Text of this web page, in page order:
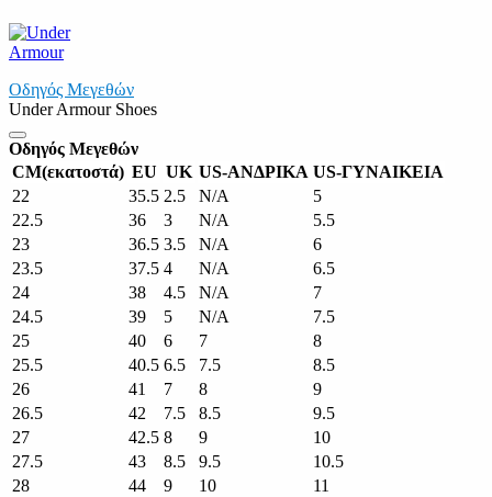
Οδηγός Μεγεθών
Under Armour Shoes
Οδηγός Μεγεθών
CM(εκατοστά) EU UK US-ΑΝΔΡΙΚΑ US-ΓΥΝΑΙΚΕΙΑ
22
35.5 2.5 N/A
5
22.5
36 3 N/A
5.5
23
36.5 3.5 N/A
6
23.5
37.5 4 N/A
6.5
24
38 4.5 N/A
7
24.5
39 5 N/A
7.5
25
40 6 7
8
25.5
40.5 6.5 7.5
8.5
26
41 7 8
9
26.5
42 7.5 8.5
9.5
27
42.5 8 9
10
27.5
43 8.5 9.5
10.5
28
44 9 10
11